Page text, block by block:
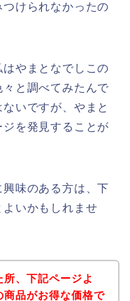
けられなかったの
やまとなでしこの
と調べてみたんで
いですが、やまと
を発見することが
味のある方は、下
いかもしれませ
、下記ページよ
商品がお得な価格で